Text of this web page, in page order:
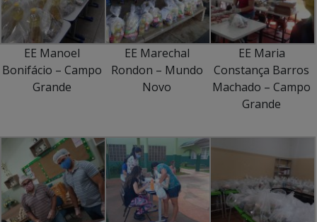
EE Manoel
Bonifácio – Campo
Grande
EE Marechal
Rondon – Mundo
Novo
EE Maria
Constança Barros
Machado – Campo
Grande